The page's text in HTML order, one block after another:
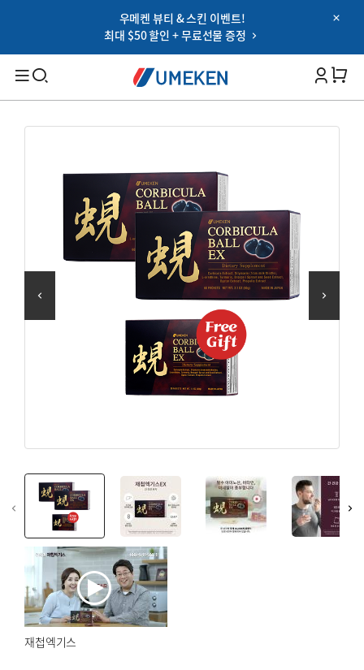
우메켄 뷰티 & 스킨 이벤트!
최대 $50 할인 + 무료선물 증정
재첩엑기스
OR
Google
SNS 로그인 이용약관
쿠폰
최대 10%
할인 쿠폰
온라인 전용
특별한
프로모션
myUmeken
Filters
남성 건강
여성 건강
부모님 건강
뷰티 & 스킨
혈관 건강
뼈/관절 건강
웰빙제품
화장품 / 뷰티
청정공기 & 육각수
침구류